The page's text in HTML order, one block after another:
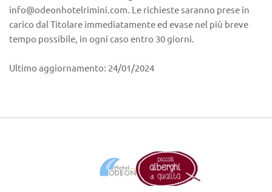
info@odeonhotelrimini.com. Le richieste saranno prese in
carico dal Titolare immediatamente ed evase nel più breve
tempo possibile, in ogni caso entro 30 giorni.
Ultimo aggiornamento: 24/01/2024